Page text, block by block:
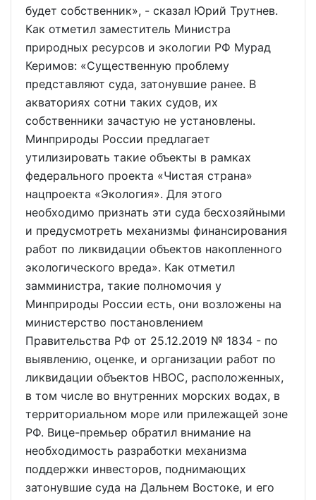
будет собственник», - сказал Юрий Трутнев.
Как отметил заместитель Министра
природных ресурсов и экологии РФ Мурад
Керимов: «Существенную проблему
представляют суда, затонувшие ранее. В
акваториях сотни таких судов, их
собственники зачастую не установлены.
Минприроды России предлагает
утилизировать такие объекты в рамках
федерального проекта «Чистая страна»
нацпроекта «Экология». Для этого
необходимо признать эти суда бесхозяйными
и предусмотреть механизмы финансирования
работ по ликвидации объектов накопленного
экологического вреда». Как отметил
замминистра, такие полномочия у
Минприроды России есть, они возложены на
министерство постановлением
Правительства РФ от 25.12.2019 № 1834 - по
выявлению, оценке, и организации работ по
ликвидации объектов НВОС, расположенных,
в том числе во внутренних морских водах, в
территориальном море или прилежащей зоне
РФ. Вице-премьер обратил внимание на
необходимость разработки механизма
поддержки инвесторов, поднимающих
затонувшие суда на Дальнем Востоке, и его